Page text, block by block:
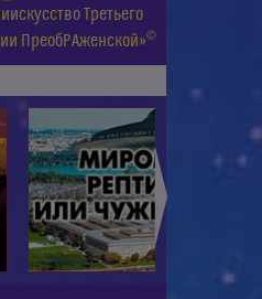
Третьего
ПреобРАженской»©
►